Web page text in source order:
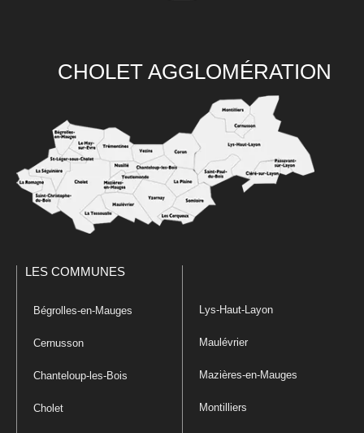
CHOLET AGGLOMÉRATION
LES COMMUNES
Bégrolles-en-Mauges
Cernusson
Chanteloup-les-Bois
Cholet
Lys-Haut-Layon
Maulévrier
Mazières-en-Mauges
Montilliers